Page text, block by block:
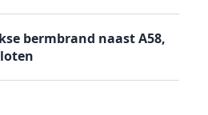
bermbrand naast A58,